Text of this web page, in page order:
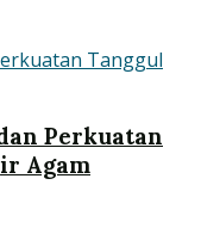
Perkuatan
Agam